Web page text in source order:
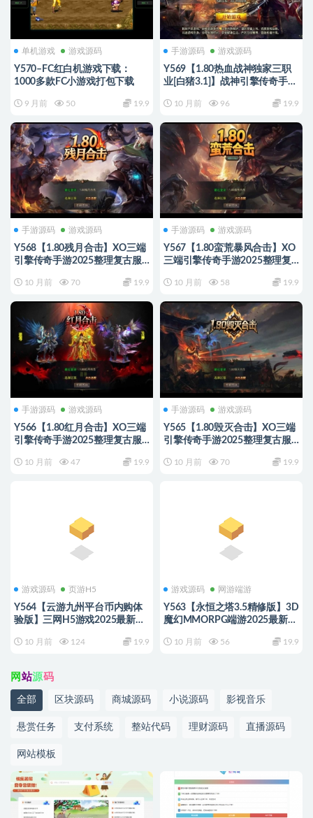
单机游戏 游戏源码
Y570–FC红白机游戏下载：
1000多款FC小游戏打包下载
9 月前 50 19.9
手游源码 游戏源码
Y569【1.80热血战神独家三职
业[白猪3.1]】战神引擎传奇手游
+蛮荒大陆+黄金大陆
10 月前 96 19.9
手游源码 游戏源码
Y568【1.80残月合击】XO三端
引擎传奇手游2025整理复古服
空间10 月前 70 19.9
手游源码 游戏源码
Y567【1.80蛮荒暴风合击】XO
三端引擎传奇手游2025整理复
+蛮荒战场
10 月前 58 19.9
手游源码 游戏源码
Y566【1.80红月合击】XO三端
引擎传奇手游2025整理复古服
10 月前 47 19.9
手游源码 游戏源码
Y565【1.80毁灭合击】XO三端
引擎传奇手游2025整理复古服
密道10 月前 70 19.9
游戏源码 页游H5
Y564【云游九州平台币内购体
验版】三网H5游戏2025最新整
工服务端+管理后台+GM授权后
10 月前 124 19.9
游戏源码 网游端游
Y563【永恒之塔3.5精修版】3D
魔幻MMORPG端游2025最新整
客户端+教程
10 月前 56 19.9
网 站源码
全部 区块源码 商城源码 小说源码 影视音乐
悬赏任务 支付系统 整站代码 理财源码 直播源码
网站模板